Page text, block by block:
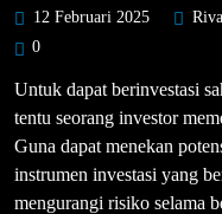
12 Februari 2025
0
Untuk dapat berinvestasi
tentu seorang investor
Guna dapat menekan
instrumen investasi yang
mengurangi risiko selama